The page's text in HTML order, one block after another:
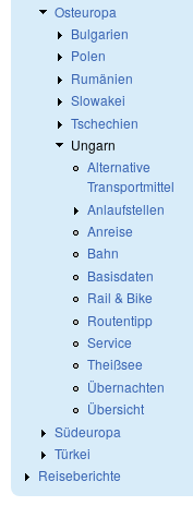
Osteuropa
Bulgarien
Polen
Rumänien
Slowakei
Tschechien
Ungarn
Alternative
Transportmittel
Anlaufstellen
Anreise
Bahn
Basisdaten
Rail & Bike
Routentipp
Service
Theißsee
Übernachten
Übersicht
Südeuropa
Türkei
Reiseberichte